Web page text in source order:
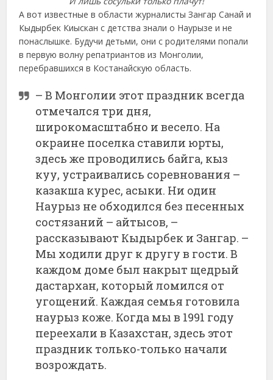
А вот известные в области журналисты Зангар Санай и
Кыдырбек Киыскан с детства знали о Наурызе и не
понаслышке. Будучи детьми, они с родителями попали
в первую волну репатриантов из Монголии,
перебравшихся в Костанайскую область.
– В Монголии этот праздник всегда
отмечался три дня,
широкомасштабно и весело. На
окраине поселка ставили юрты,
здесь же проводились байга, кыз
куу, устраивались соревнования –
казакша курес, асыки. Ни один
Наурыз не обходился без песенных
состязаний – айтысов, –
рассказывают Кыдырбек и Зангар. –
Мы ходили друг к другу в гости. В
каждом доме был накрыт щедрый
дастархан, который ломился от
угощений. Каждая семья готовила
наурыз коже. Когда мы в 1991 году
переехали в Казахстан, здесь этот
праздник только-только начали
возрождать.